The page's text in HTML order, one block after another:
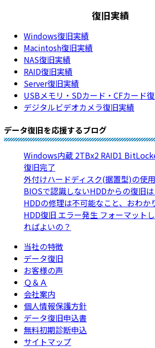
復旧実績
Windows復旧実績
Macintosh復旧実績
NAS復旧実績
RAID復旧実績
Server復旧実績
USBメモリ・SDカード・CFカード
デジタルビデオカメラ復旧実績
データ復旧を応援するブログ
Windows内蔵 2TBx2 RAID1
復旧完了
外付けハードディスク(据置型)の使
BIOSで認識しないHDDからの復旧
HDDの修理は不可能なこと、おわか
HDD復旧 エラー発生 フォーマット
ればよいの？
当社の特徴
データ復旧
お客様の声
Ｑ＆Ａ
会社案内
個人情報保護方針
データ復旧申込書
無料初期診断申込
サイトマップ